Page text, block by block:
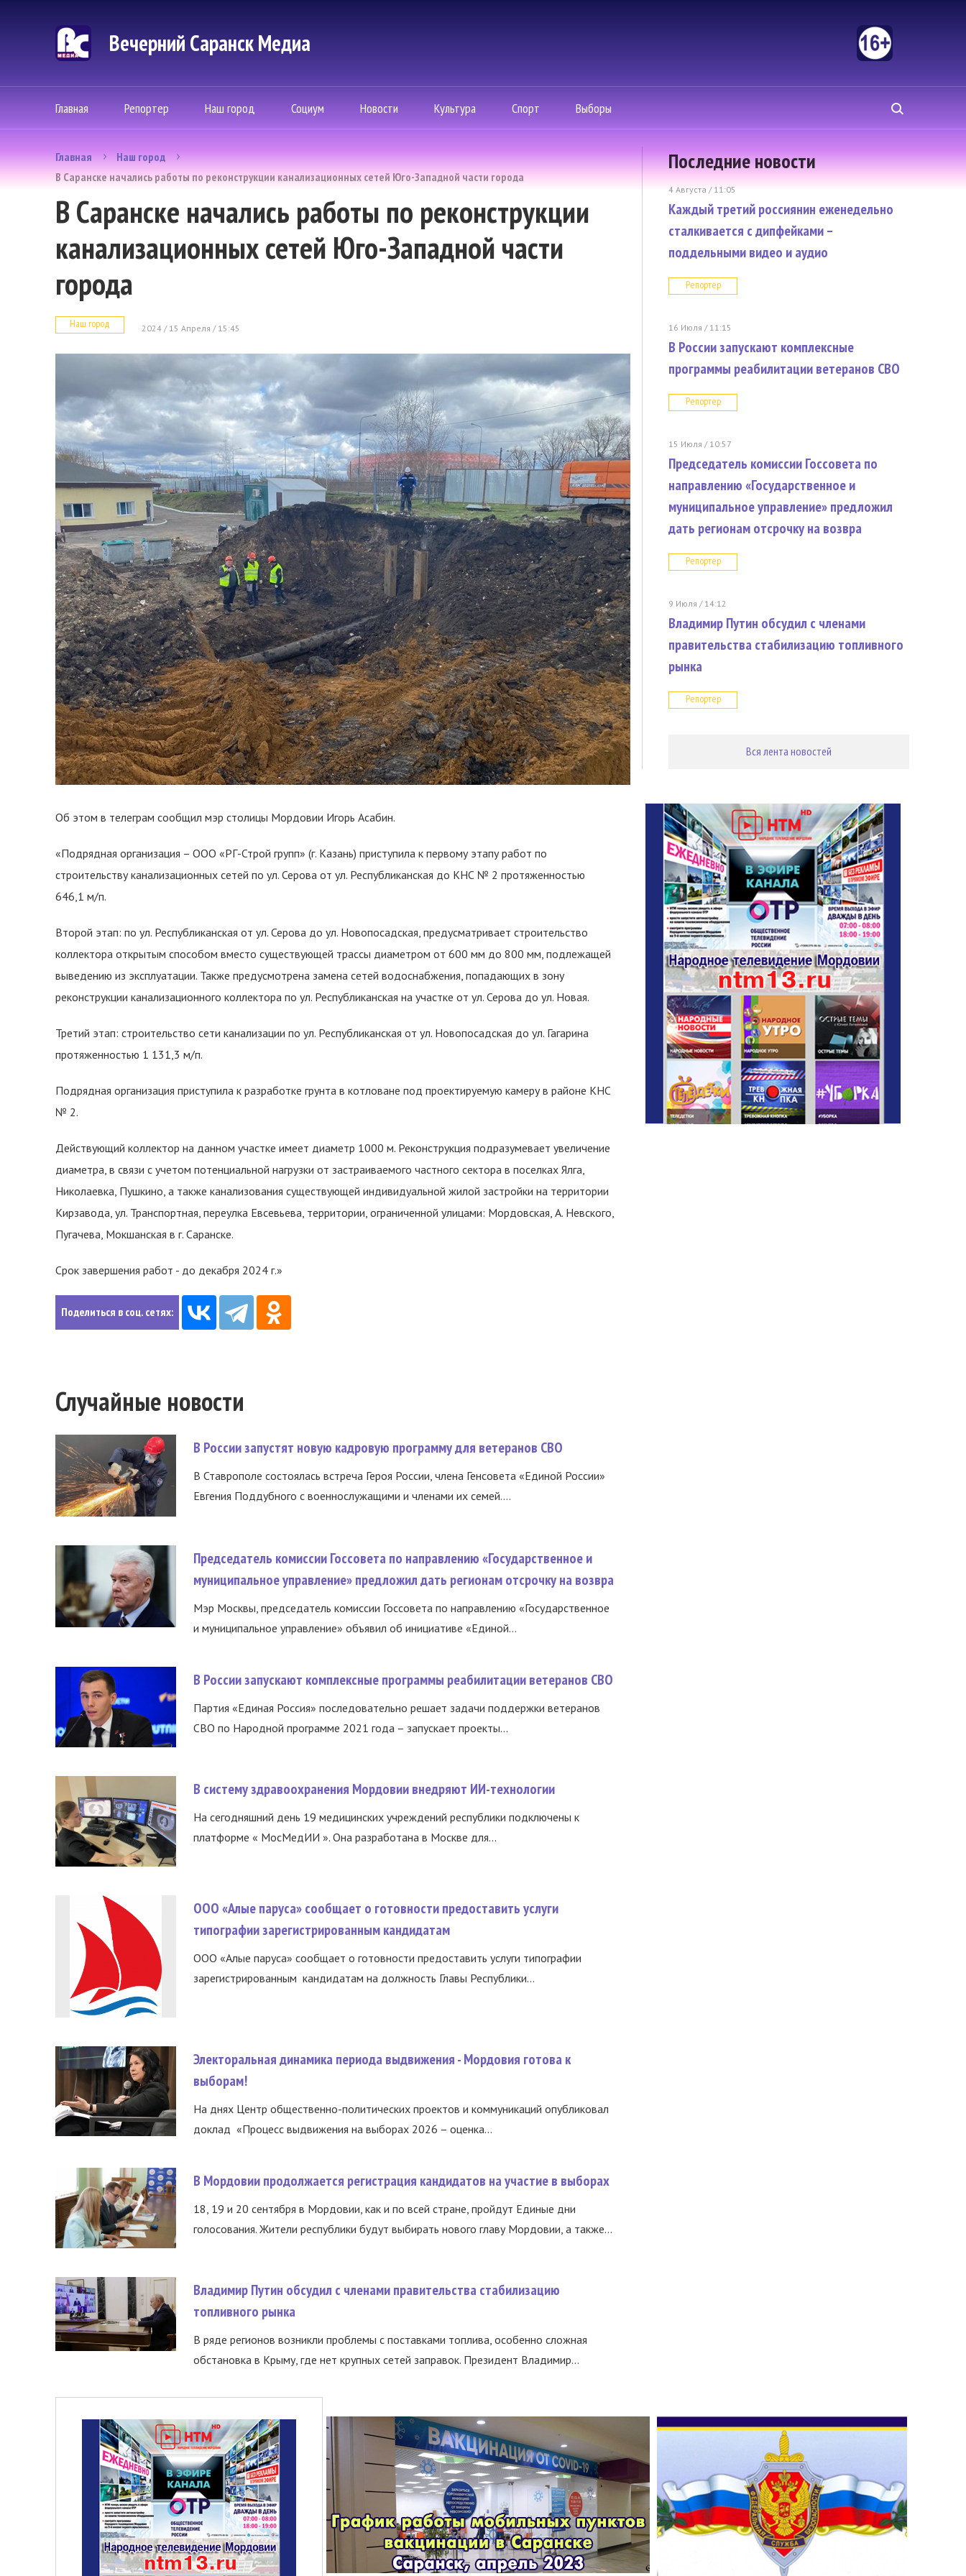
Вечерний Саранск Mедиа
Главная Репортер Наш город Социум Новости Культура Спорт Выборы
Главная
Наш город
В Саранске начались работы по реконструкции канализационных сетей Юго-Западной части города
В Саранске начались работы по реконструкции
канализационных сетей Юго-Западной части
города
Наш город 2024 / 15 Апреля / 15:45
Об этом в телеграм сообщил мэр столицы Мордовии Игорь Асабин.
«Подрядная организация – ООО «РГ-Строй групп» (г. Казань) приступила к первому этапу работ по
строительству канализационных сетей по ул. Серова от ул. Республиканская до КНС № 2 протяженностью
646,1 м/п.
Второй этап: по ул. Республиканская от ул. Серова до ул. Новопосадская, предусматривает строительство
коллектора открытым способом вместо существующей трассы диаметром от 600 мм до 800 мм, подлежащей
выведению из эксплуатации. Также предусмотрена замена сетей водоснабжения, попадающих в зону
реконструкции канализационного коллектора по ул. Республиканская на участке от ул. Серова до ул. Новая.
Третий этап: строительство сети канализации по ул. Республиканская от ул. Новопосадская до ул. Гагарина
протяженностью 1 131,3 м/п.
Подрядная организация приступила к разработке грунта в котловане под проектируемую камеру в районе КНС
№ 2.
Действующий коллектор на данном участке имеет диаметр 1000 м. Реконструкция подразумевает увеличение
диаметра, в связи с учетом потенциальной нагрузки от застраиваемого частного сектора в поселках Ялга,
Николаевка, Пушкино, а также канализования существующей индивидуальной жилой застройки на территории
Кирзавода, ул. Транспортная, переулка Евсевьева, территории, ограниченной улицами: Мордовская, А. Невского,
Пугачева, Мокшанская в г. Саранске.
Срок завершения работ - до декабря 2024 г.»
Поделиться в соц. сетях:
Случайные новости
В России запустят новую кадровую программу для ветеранов СВО
В Ставрополе состоялась встреча Героя России, члена Генсовета «Единой России»
Евгения Поддубного с военнослужащими и членами их семей....
Председатель комиссии Госсовета по направлению «Государственное и
муниципальное управление» предложил дать регионам отсрочку на возвра
Мэр Москвы, председатель комиссии Госсовета по направлению «Государственное
и муниципальное управление» объявил об инициативе «Единой...
В России запускают комплексные программы реабилитации ветеранов СВО
Партия «Единая Россия» последовательно решает задачи поддержки ветеранов
СВО по Народной программе 2021 года – запускает проекты...
В систему здравоохранения Мордовии внедряют ИИ-технологии
На сегодняшний день 19 медицинских учреждений республики подключены к
платформе « МосМедИИ ». Она разработана в Москве для...
ООО «Алые паруса» сообщает о готовности предоставить услуги
типографии зарегистрированным кандидатам
ООО «Алые паруса» сообщает о готовности предоставить услуги типографии
зарегистрированным кандидатам на должность Главы Республики...
Электоральная динамика периода выдвижения - Мордовия готова к
выборам!
На днях Центр общественно-политических проектов и коммуникаций опубликовал
доклад «Процесс выдвижения на выборах 2026 – оценка...
В Мордовии продолжается регистрация кандидатов на участие в выборах
18, 19 и 20 сентября в Мордовии, как и по всей стране, пройдут Единые дни
голосования. Жители республики будут выбирать нового главу Мордовии, а также...
Владимир Путин обсудил с членами правительства стабилизацию
топливного рынка
В ряде регионов возникли проблемы с поставками топлива, особенно сложная
обстановка в Крыму, где нет крупных сетей заправок. Президент Владимир...
Последние новости
4 Августа / 11:05
Каждый третий россиянин еженедельно
сталкивается с дипфейками –
поддельными видео и аудио
Репортер
16 Июля / 11:15
В России запускают комплексные
программы реабилитации ветеранов СВО
Репортер
15 Июля / 10:57
Председатель комиссии Госсовета по
направлению «Государственное и
муниципальное управление» предложил
дать регионам отсрочку на возвра
Репортер
9 Июля / 14:12
Владимир Путин обсудил с членами
правительства стабилизацию топливного
рынка
Репортер
Вся лента новостей